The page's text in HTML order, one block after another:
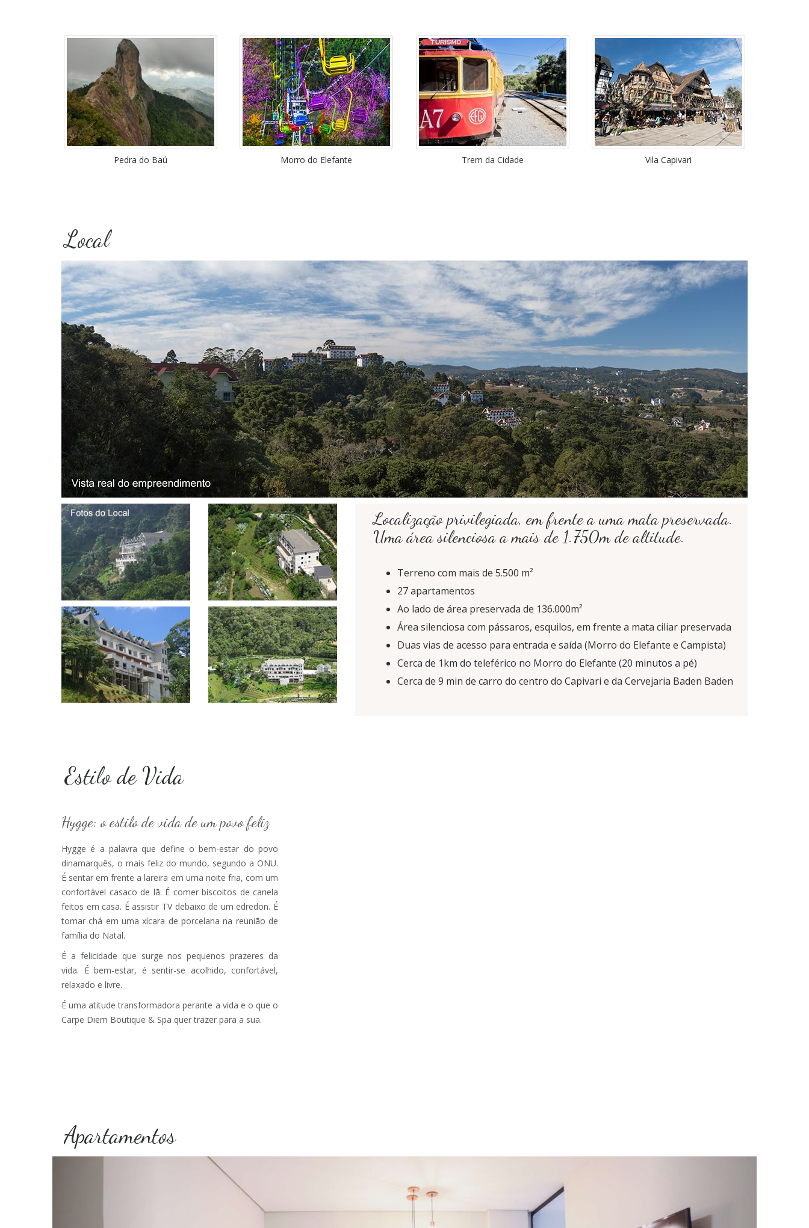
Pedra do Baú Morro do Elefante Trem da Cidade Vila Capivari
Local
Localização privilegiada, em frente a uma mata preservada.
Uma área silenciosa a mais de 1.750m de altitude.
Terreno com mais de 5.500 m²
27 apartamentos
Ao lado de área preservada de 136.000m²
Área silenciosa com pássaros, esquilos, em frente a mata ciliar preservada
Duas vias de acesso para entrada e saída (Morro do Elefante e Campista)
Cerca de 1km do teleférico no Morro do Elefante (20 minutos a pé)
Cerca de 9 min de carro do centro do Capivari e da Cervejaria Baden Baden
Estilo de Vida
Hygge: o estilo de vida de um povo feliz
Hygge é a palavra que define o bem-estar do povo
dinamarquês, o mais feliz do mundo, segundo a ONU.
É sentar em frente a lareira em uma noite fria, com um
confortável casaco de lã. É comer biscoitos de canela
feitos em casa. É assistir TV debaixo de um edredon. É
tomar chá em uma xícara de porcelana na reunião de
família do Natal.
É a felicidade que surge nos pequenos prazeres da
vida. É bem-estar, é sentir-se acolhido, confortável,
relaxado e livre.
É uma atitude transformadora perante a vida e o que o
Carpe Diem Boutique & Spa quer trazer para a sua.
Apartamentos